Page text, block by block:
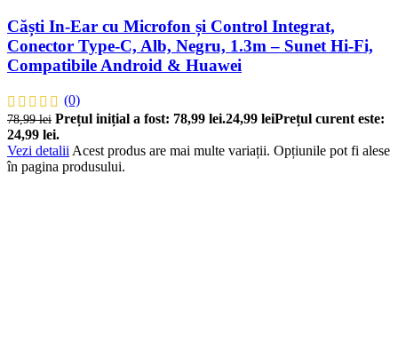
Căști In-Ear cu Microfon și Control Integrat,
Conector Type-C, Alb, Negru, 1.3m – Sunet Hi-Fi,
Compatibile Android & Huawei
(0)
78,99lei Prețul inițial a fost: 78,99 lei.24,99 leiPrețul curent este:
24,99 lei.
Vezi detalii Acest produs are mai multe variații. Opțiunile pot fi alese
în pagina produsului.